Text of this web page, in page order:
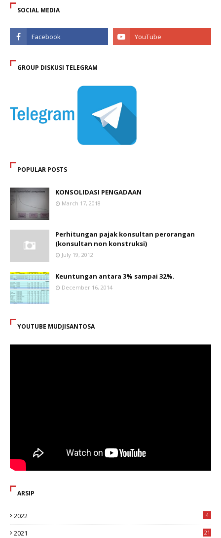
SOCIAL MEDIA
GROUP DISKUSI TELEGRAM
POPULAR POSTS
KONSOLIDASI PENGADAAN
March 17, 2018
Perhitungan pajak konsultan perorangan
(konsultan non konstruksi)
July 19, 2012
Keuntungan antara 3% sampai 32%.
December 16, 2014
YOUTUBE MUDJISANTOSA
ARSIP
2022 4
2021 21